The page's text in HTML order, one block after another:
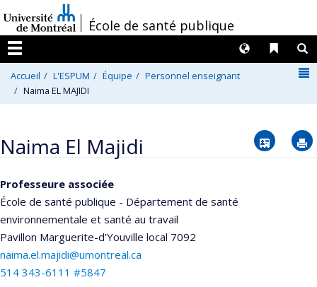
au
contenu
/École de santé publique
Menu
Liens
Langues
Accueil L'ESPUM Équipe
Personnel enseignant
Naima EL MAJIDI
Naima El Majidi Vcard
Professeure associée
École de santé publique - Département de santé
environnementale et santé au travail
Pavillon Marguerite-d’Youville local 7092
naima.el.majidi@umontreal.ca
514 343-6111 #5847